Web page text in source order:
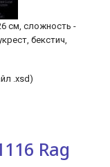
см, сложность -
бекстич,
.xsd)
Rag